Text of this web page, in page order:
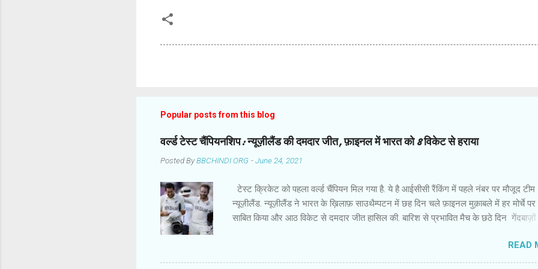
Popular posts from this blog
वर्ल्ड टेस्ट चैंपियनशिप: न्यूज़ीलैंड की दमदार जीत, फ़ाइनल में भारत को 8 विकेट से हराया
Posted ByBBCHINDI ORG -June 24, 2021
टेस्ट क्रिकेट को पहला वर्ल्ड चैंपियन मिल गया है. ये है आईसीसी रैंकिंग में पहले नंबर पर मौजूद टीम
न्यूज़ीलैंड. न्यूज़ीलैंड ने भारत के ख़िलाफ़ साउथैम्पटन में छह दिन चले फ़ाइनल मुक़ाबले में हर मोर्चे पर
साबित किया और आठ विकेट से दमदार जीत हासिल की. बारिश से प्रभावित मैच के छठे दिन गेंदबाज़ों
चैंपियनशिप में इतिहास रच दिया . जीत के हीरो रहे कप्तान विलियमसन ने हाफ सेंचुरी जमाई. वो 89
52 रन बनाकर नाबाद रहे. चौका जमाकर जीत पक्की करने वाले टेलर ने नाबाद 47 रन बनाए.
READ